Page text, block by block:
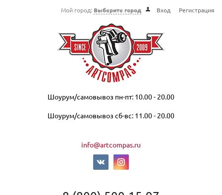
Мой город: Выберите город Вход Регистрация
Шоурум/самовывоз пн-пт: 10.00 - 20.00
Шоурум/самовывоз сб-вс: 11.00 - 20.00
info@artcompas.ru